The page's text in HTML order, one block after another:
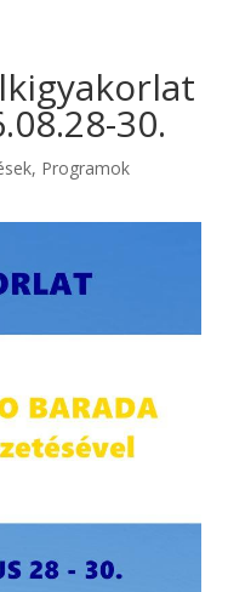
30.
, Programok